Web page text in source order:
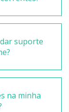
suporte
na minha